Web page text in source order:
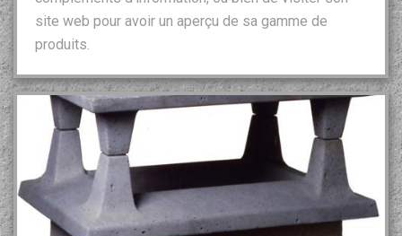
site web pour avoir un aperçu de sa gamme de
produits.